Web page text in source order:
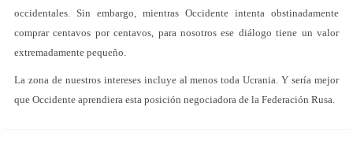
occidentales. Sin embargo, mientras Occidente intenta obstinadamente
comprar centavos por centavos, para nosotros ese diálogo tiene un valor
extremadamente pequeño.
La zona de nuestros intereses incluye al menos toda Ucrania. Y sería mejor
que Occidente aprendiera esta posición negociadora de la Federación Rusa.